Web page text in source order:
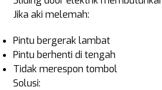
Jika aki melemah:
Pintu bergerak lambat
Pintu berhenti di tengah
Tidak merespon tombol
Solusi: